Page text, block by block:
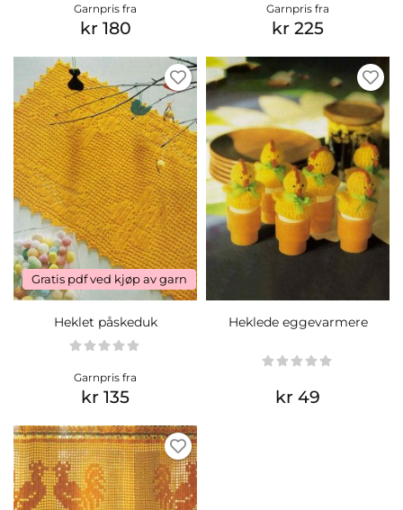
Garnpris fra
kr 180
Garnpris fra
kr 225
Gratis pdf ved kjøp av garn
Heklet påskeduk
Garnpris fra
kr 135
Heklede eggevarmere
kr 49